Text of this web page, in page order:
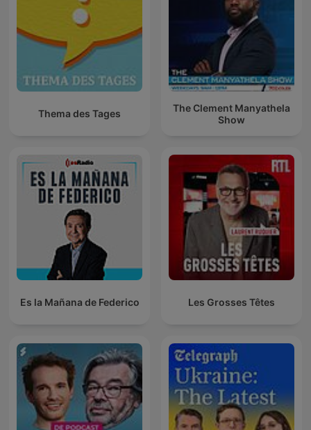
Thema des Tages
The Clement Manyathela
Show
Es la Mañana de Federico Les Grosses Têtes